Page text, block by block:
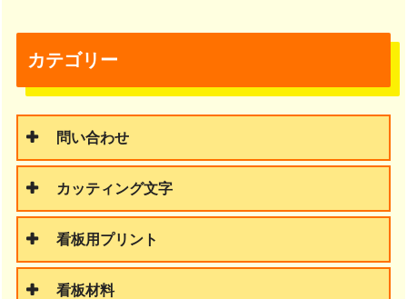
カテゴリー
問い合わせ
カッティング文字
看板用プリント
看板材料